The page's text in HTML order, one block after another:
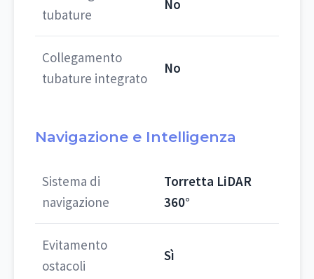
tubature
No
Collegamento
tubature integrato
No
Navigazione e Intelligenza
Sistema di
navigazione
Torretta LiDAR
360°
Evitamento
ostacoli
Sì